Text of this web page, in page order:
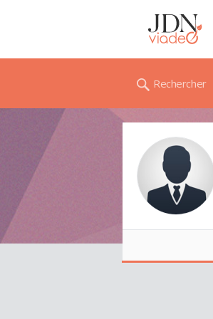
Rechercher